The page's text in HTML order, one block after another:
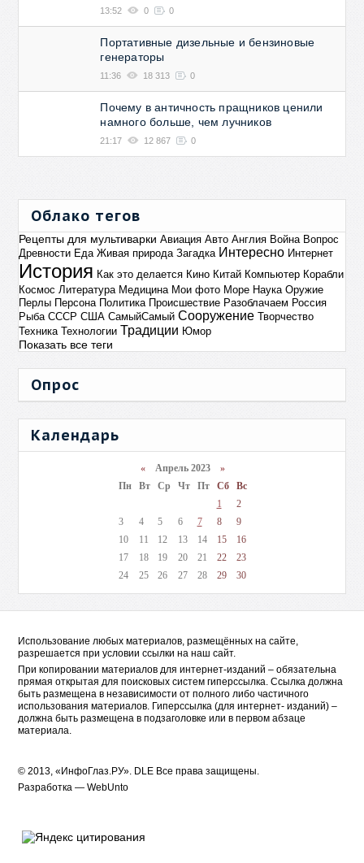
13:52 0 0
Портативные дизельные и бензиновые
генераторы
11:36 18 313 0
Почему в античность пращников ценили
намного больше, чем лучников
21:17 12 867 0
Облако тегов
Рецепты для мультиварки Авиация Авто Англия Война Вопрос
Древности Еда Живая природа Загадка Интересно Интернет
История Как это делается Кино Китай Компьютер Корабли
Космос Литература Медицина Мои фото Море Наука Оружие
Перлы Персона Политика Происшествие Разоблачаем Россия
Рыба СССР США СамыйСамый Сооружение Творчество
Техника Технологии Традиции Юмор
Показать все теги
Опрос
Календарь
«Апрель 2023 »
Пн
Вт Ср Чт Пт Сб
Вс
1
2
3
4 5 6 7 8
9
10
11 12 13 14 15
16
17
18 19 20 21 22
23
24
25 26 27 28 29 30
Использование любых материалов, размещённых на сайте,
разрешается при условии ссылки на наш сайт.
При копировании материалов для интернет-изданий – обязательна
прямая открытая для поисковых систем гиперссылка. Ссылка должна
быть размещена в независимости от полного либо частичного
использования материалов. Гиперссылка (для интернет- изданий) –
должна быть размещена в подзаголовке или в первом абзаце
материала.
© 2013, «ИнфоГлаз.РУ». DLE Все права защищены.
Разработка —WebUnto